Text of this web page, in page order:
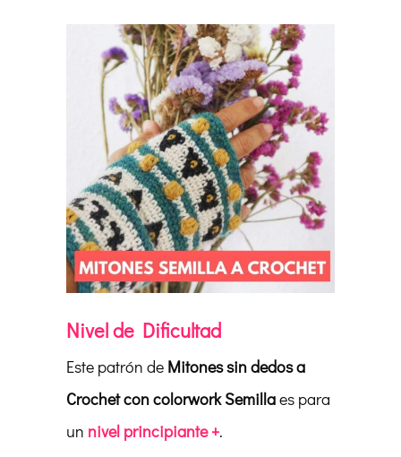
Nivel de Dificultad
Este patrón de Mitones sin dedos a
Crochet con colorwork Semillaes para
un nivel principiante +.